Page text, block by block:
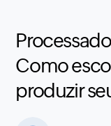
Como
produzir